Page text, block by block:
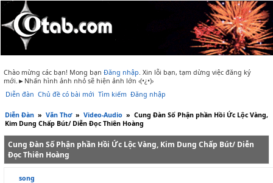
Chào mừng các bạn! Mong bạn Đăng nhập. Xin lỗi bạn, tạm dừng việc đăng ký
mới.►Nhấn hình ảnh nhỏ sẽ hiện ảnh lớn ‹(•¿•)›
Diễn đàn Chủ đề có bài mới Tìm kiếm Đăng nhập
Diễn Đàn » Văn Thơ » Video-Audio » Cung Đàn Số Phận phần Hồi Ức Lộc Vàng,
Kim Dung Chấp Bút/ Diễn Đọc Thiên Hoàng
Cung Đàn Số Phận phần Hồi Ức Lộc Vàng, Kim Dung Chấp Bút/ Diễn
Đọc Thiên Hoàng
song